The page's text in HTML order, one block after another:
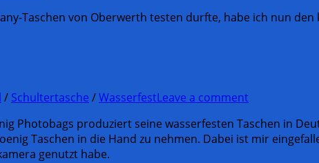
Taschen von Oberwerth testen durfte, habe ich nun den
/ Schultertasche /WasserfestLeave a comment
Photobags produziert seine wasserfesten Taschen in
Taschen in die Hand zu nehmen. Dabei ist mir
genutzt habe.